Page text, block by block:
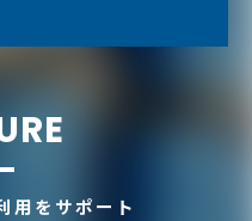
用をサポート